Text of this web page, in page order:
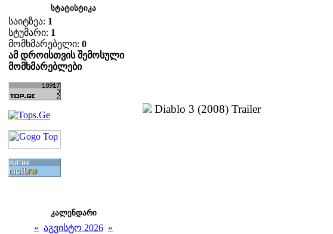
სტატისტიკა
საიტზეა: 1
სტუმარი: 1
მომხმარებელი: 0
ამ დროისთვის შემოსული
მომხმარებლები
კალენდარი
« აგვისტო 2026 »
Diablo 3 (2008) Trailer